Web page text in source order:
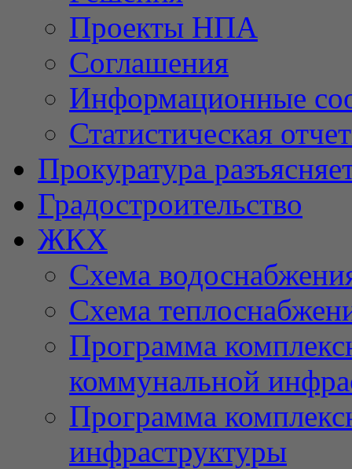
Проекты НПА
Соглашения
Информационные
Статистическая
Прокуратура
Градостроительство
ЖКХ
Схема
Схема
Программа
коммунальной
Программа
инфраструктуры